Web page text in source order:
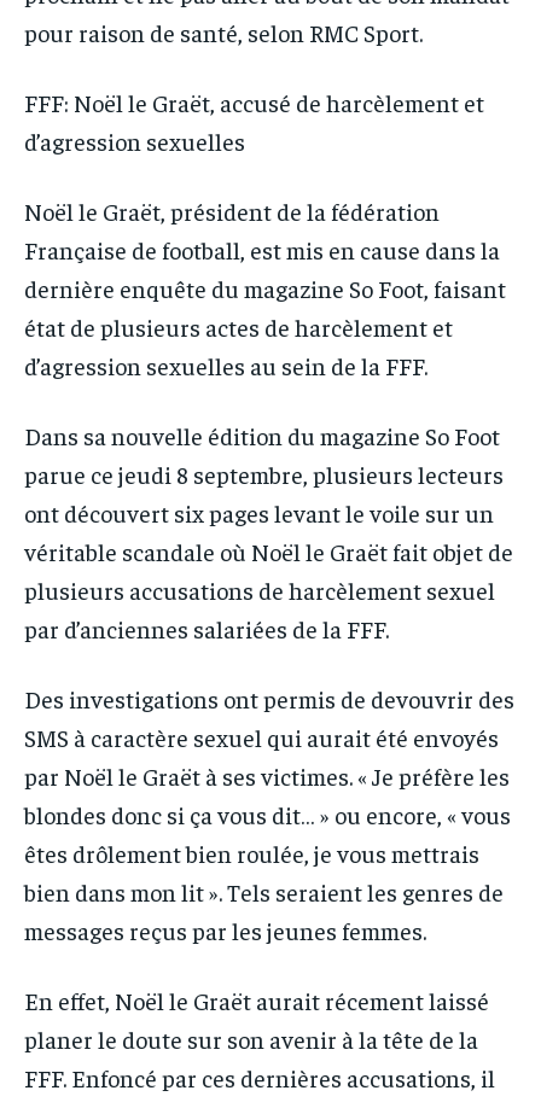
pour raison de santé, selon RMC Sport.
FFF: Noël le Graët, accusé de harcèlement et
d’agression sexuelles
Noël le Graët, président de la fédération
Française de football, est mis en cause dans la
dernière enquête du magazine So Foot, faisant
état de plusieurs actes de harcèlement et
d’agression sexuelles au sein de la FFF.
Dans sa nouvelle édition du magazine So Foot
parue ce jeudi 8 septembre, plusieurs lecteurs
ont découvert six pages levant le voile sur un
véritable scandale où Noël le Graët fait objet de
plusieurs accusations de harcèlement sexuel
par d’anciennes salariées de la FFF.
Des investigations ont permis de devouvrir des
SMS à caractère sexuel qui aurait été envoyés
par Noël le Graët à ses victimes. « Je préfère les
blondes donc si ça vous dit… » ou encore, « vous
êtes drôlement bien roulée, je vous mettrais
bien dans mon lit ». Tels seraient les genres de
messages reçus par les jeunes femmes.
En effet, Noël le Graët aurait récement laissé
planer le doute sur son avenir à la tête de la
FFF. Enfoncé par ces dernières accusations, il